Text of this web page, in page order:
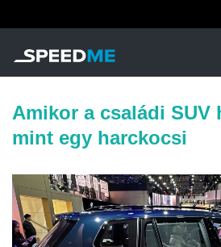
Amikor a családi SUV
mint egy harckocsi